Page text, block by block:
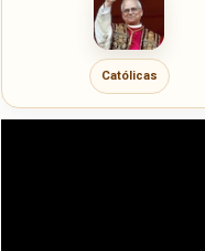
Católicas